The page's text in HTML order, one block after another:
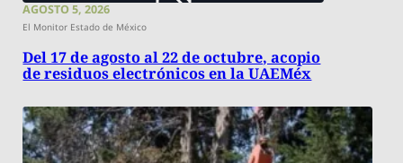
AGOSTO 5, 2026
El Monitor Estado de México
Del 17 de agosto al 22 de octubre, acopio
de residuos electrónicos en la UAEMéx